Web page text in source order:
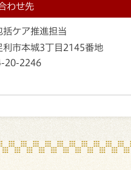
わせ先
ケア推進担当
市本城3丁目2145番地
20-2246